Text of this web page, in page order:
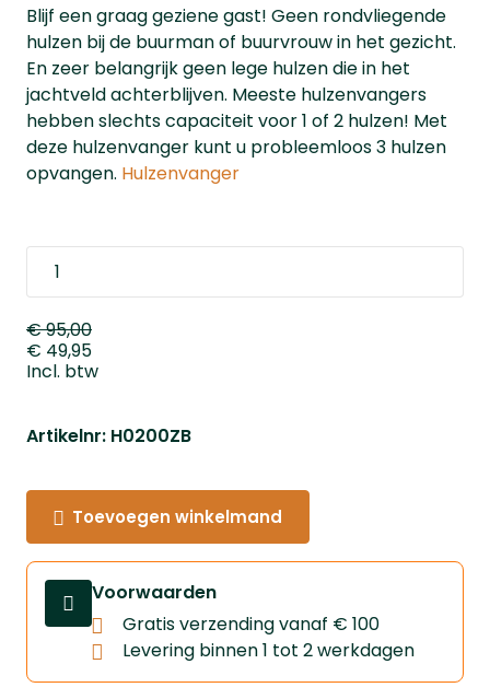
Blijf een graag geziene gast! Geen rondvliegende
hulzen bij de buurman of buurvrouw in het gezicht.
En zeer belangrijk geen lege hulzen die in het
jachtveld achterblijven. Meeste hulzenvangers
hebben slechts capaciteit voor 1 of 2 hulzen! Met
deze hulzenvanger kunt u probleemloos 3 hulzen
opvangen. Hulzenvanger
€ 95,00
€ 49,95
Incl. btw
Artikelnr: H0200ZB
Toevoegen winkelmand
Voorwaarden
Gratis verzending vanaf € 100
Levering binnen 1 tot 2 werkdagen